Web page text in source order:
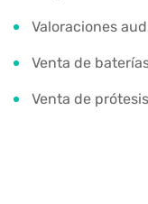
Valoraciones
Venta de
Venta de